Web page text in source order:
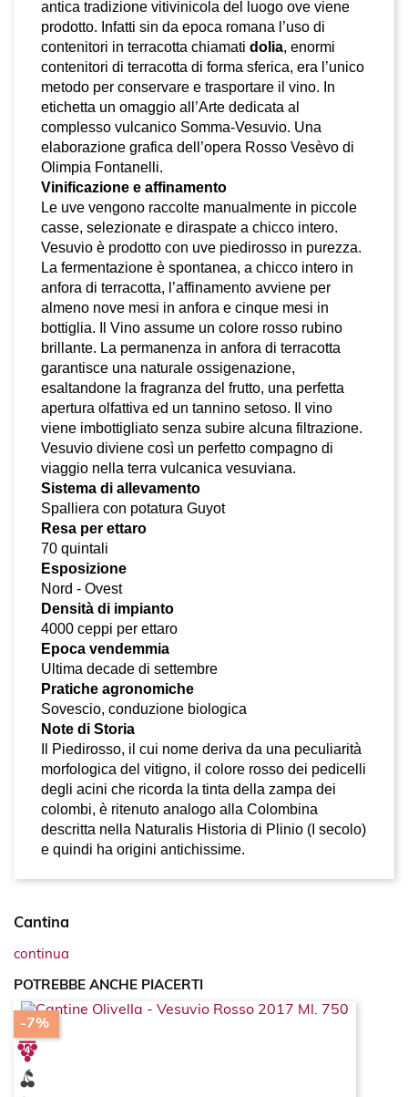
antica tradizione vitivinicola del luogo ove viene
prodotto. Infatti sin da epoca romana l’uso di
contenitori in terracotta chiamati dolia, enormi
contenitori di terracotta di forma sferica, era l’unico
metodo per conservare e trasportare il vino. In
etichetta un omaggio all’Arte dedicata al
complesso vulcanico Somma-Vesuvio. Una
elaborazione grafica dell’opera Rosso Vesèvo di
Olimpia Fontanelli.
Vinificazione e affinamento
Le uve vengono raccolte manualmente in piccole
casse, selezionate e diraspate a chicco intero.
Vesuvio è prodotto con uve piedirosso in purezza.
La fermentazione è spontanea, a chicco intero in
anfora di terracotta, l’affinamento avviene per
almeno nove mesi in anfora e cinque mesi in
bottiglia. Il Vino assume un colore rosso rubino
brillante. La permanenza in anfora di terracotta
garantisce una naturale ossigenazione,
esaltandone la fragranza del frutto, una perfetta
apertura olfattiva ed un tannino setoso. Il vino
viene imbottigliato senza subire alcuna filtrazione.
Vesuvio diviene così un perfetto compagno di
viaggio nella terra vulcanica vesuviana.
Sistema di allevamento
Spalliera con potatura Guyot
Resa per ettaro
70 quintali
Esposizione
Nord - Ovest
Densità di impianto
4000 ceppi per ettaro
Epoca vendemmia
Ultima decade di settembre
Pratiche agronomiche
Sovescio, conduzione biologica
Note di Storia
Il Piedirosso, il cui nome deriva da una peculiarità
morfologica del vitigno, il colore rosso dei pedicelli
degli acini che ricorda la tinta della zampa dei
colombi, è ritenuto analogo alla Colombina
descritta nella Naturalis Historia di Plinio (I secolo)
e quindi ha origini antichissime.
Cantina
continua
POTREBBE ANCHE PIACERTI
-7%